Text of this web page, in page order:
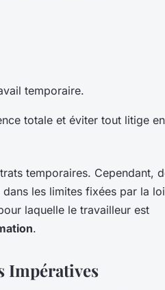
temporaire.
totale et éviter tout litige
temporaires. Cependant,
les limites fixées par la
laquelle le travailleur est
.
Impératives